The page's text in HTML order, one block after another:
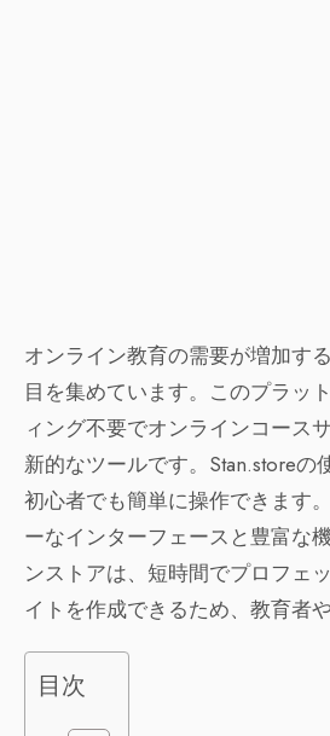
オンライン教育の需要が増加す
目を集めています。このプラッ
ィング不要でオンラインコース
新的なツールです。Stan.storeの
初心者でも簡単に操作できます
ーなインターフェースと豊富な
ンストアは、短時間でプロフェ
イトを作成できるため、教育者
目次